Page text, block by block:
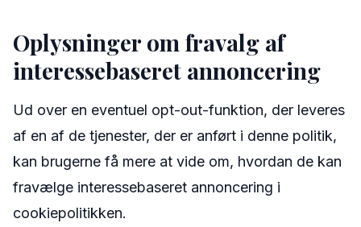
Oplysninger om fravalg af
interessebaseret annoncering
Ud over en eventuel opt-out-funktion, der leveres
af en af de tjenester, der er anført i denne politik,
kan brugerne få mere at vide om, hvordan de kan
fravælge interessebaseret annoncering i
cookiepolitikken.